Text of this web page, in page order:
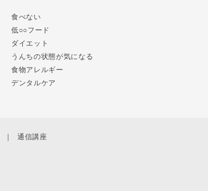
食べない
低○○フード
ダイエット
うんちの状態が気になる
食物アレルギー
デンタルケア
通信講座